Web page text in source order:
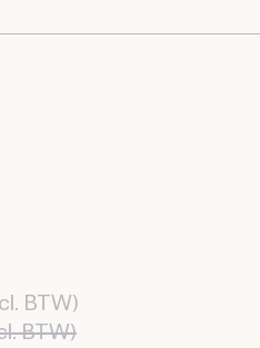
BTW)
BTW)